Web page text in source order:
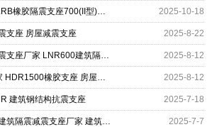
LRB900隔震支座多少钱 LRB橡胶隔震支座700(II型)源头工厂 房屋减震支座厂家 2025-10-18
支座 房屋减震支座 2025-8-22
建筑房屋减震支座 组合隔震支座厂家 LNR600建筑隔震橡胶支座厂家 2025-8-12
LNR700橡胶支座生产厂家 HDR1500橡胶支座 房屋减隔震支座 2025-8-12
建筑钢结构抗震支座 2025-7-18
建筑高阻尼橡胶支座厂家 建筑隔震减震支座厂家 建筑房屋减隔震支座 2025-7-7